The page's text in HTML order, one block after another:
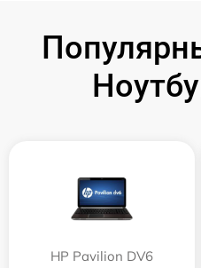
HP Pavilion DV6